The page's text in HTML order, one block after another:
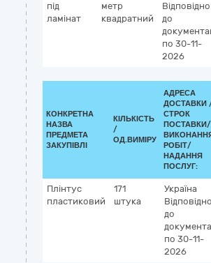
під
ламінат
метр
квадратний
Відповідно
до
по 30-11-
2026
КОНКРЕТНА
НАЗВА
ПРЕДМЕТА
ЗАКУПІВЛІ
КІЛЬКІСТЬ
/
ОД.ВИМІРУ
АДРЕСА
ДОСТАВКИ
СТРОК
ПОСТАВКИ/
РОБІТ/
НАДАННЯ
ПОСЛУГ:
Плінтус
пластиковий
171
штука
Україна
Відповідно
до
по 30-11-
2026